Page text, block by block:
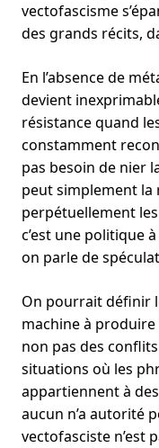
vectofascisme
des grands récits,
En l’absence de
devient
résistance quand
constamment
pas besoin de nier
peut simplement
perpétuellement
c’est une politique
on parle de
On pourrait définir
machine à
non pas des
situations où les
appartiennent à
aucun n’a autorité
vectofasciste n’est